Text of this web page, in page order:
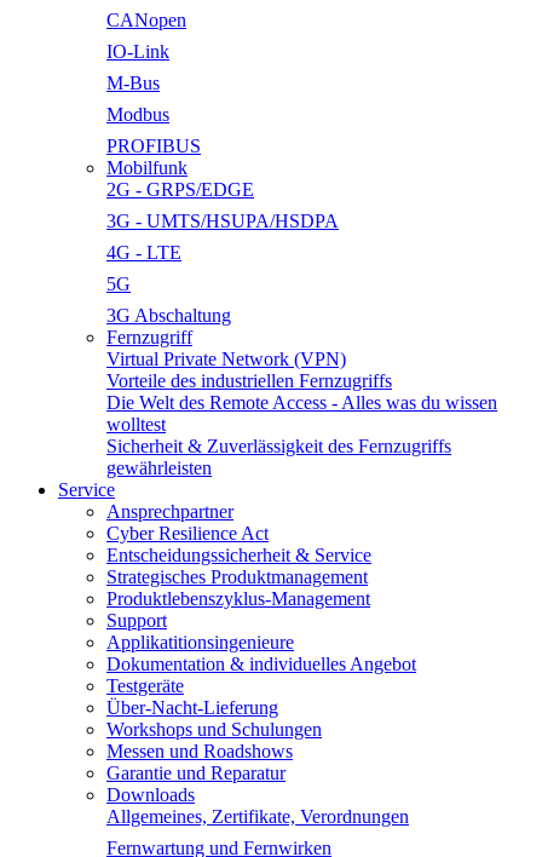
CANopen
IO-Link
M-Bus
Modbus
PROFIBUS
Mobilfunk
2G - GRPS/EDGE
3G - UMTS/HSUPA/HSDPA
4G - LTE
5G
3G Abschaltung
Fernzugriff
Virtual Private Network (VPN)
Vorteile des industriellen Fernzugriffs
Die Welt des Remote Access - Alles was du wissen
wolltest
Sicherheit & Zuverlässigkeit des Fernzugriffs
gewährleisten
Service
Ansprechpartner
Cyber Resilience Act
Entscheidungssicherheit & Service
Strategisches Produktmanagement
Produktlebenszyklus-Management
Support
Applikatitionsingenieure
Dokumentation & individuelles Angebot
Testgeräte
Über-Nacht-Lieferung
Workshops und Schulungen
Messen und Roadshows
Garantie und Reparatur
Downloads
Allgemeines, Zertifikate, Verordnungen
Fernwartung und Fernwirken